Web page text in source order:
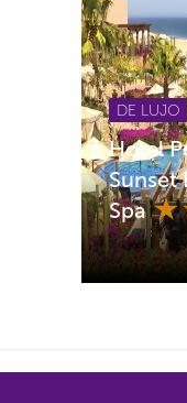
DE LUJO
Hotel
Sunset
Spa